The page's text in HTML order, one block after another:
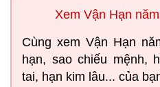
Xem Vận Hạn
Cùng xem Vận Hạn
hạn, sao chiếu mệnh,
tai, hạn kim lâu... của